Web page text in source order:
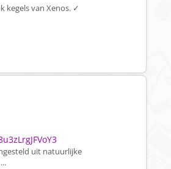
kegels van Xenos. ✓
uit natuurlijke